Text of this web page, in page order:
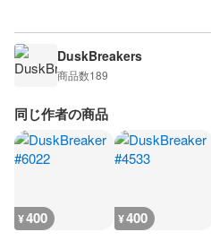
DuskBreakers
商品数189
同じ作者の商品
¥400 ¥400